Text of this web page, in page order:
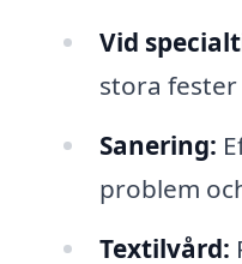
Vid
stora
Sanering:
problem
Textilvård: